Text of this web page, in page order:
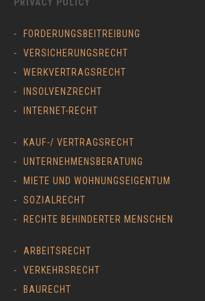
FORDERUNGSBEITREIBUNG
VERSICHERUNGSRECHT
WERKVERTRAGSRECHT
INSOLVENZRECHT
INTERNET-RECHT
KAUF-/ VERTRAGSRECHT
UNTERNEHMENSBERATUNG
MIETE UND WOHNUNGSEIGENTUM
SOZIALRECHT
RECHTE BEHINDERTER MENSCHEN
ARBEITSRECHT
VERKEHRSRECHT
BAURECHT